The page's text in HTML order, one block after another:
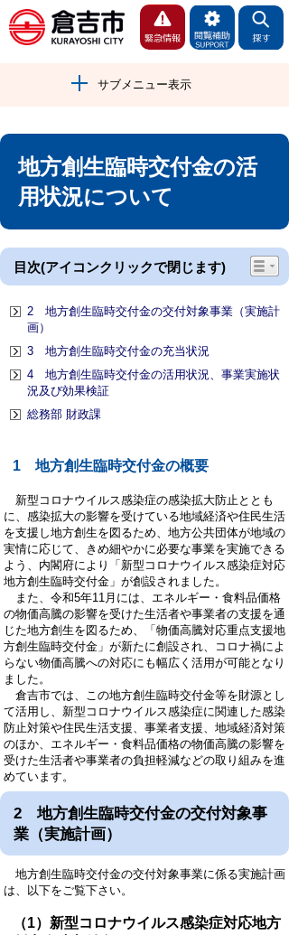
サブメニュー表示
地方創生臨時交付金の活
用状況について
目次(アイコンクリックで閉じます)
2 地方創生臨時交付金の交付対象事業（実施計
画）
3 地方創生臨時交付金の充当状況
4 地方創生臨時交付金の活用状況、事業実施状
況及び効果検証
総務部 財政課
1 地方創生臨時交付金の概要
新型コロナウイルス感染症の感染拡大防止ととも
に、感染拡大の影響を受けている地域経済や住民生活
を支援し地方創生を図るため、地方公共団体が地域の
実情に応じて、きめ細やかに必要な事業を実施できる
よう、内閣府により「新型コロナウイルス感染症対応
地方創生臨時交付金」が創設されました。
また、令和5年11月には、エネルギー・食料品価格
の物価高騰の影響を受けた生活者や事業者の支援を通
じた地方創生を図るため、「物価高騰対応重点支援地
方創生臨時交付金」が新たに創設され、コロナ禍によ
らない物価高騰への対応にも幅広く活用が可能となり
ました。
倉吉市では、この地方創生臨時交付金等を財源とし
て活用し、新型コロナウイルス感染症に関連した感染
防止対策や住民生活支援、事業者支援、地域経済対策
のほか、エネルギー・食料品価格の物価高騰の影響を
受けた生活者や事業者の負担軽減などの取り組みを進
めています。
2 地方創生臨時交付金の交付対象事
業（実施計画）
地方創生臨時交付金の交付対象事業に係る実施計画
は、以下をご覧下さい。
（1）新型コロナウイルス感染症対応地方